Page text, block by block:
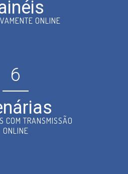
ONLINE
6
COM TRANSMISSÃO
ONLINE